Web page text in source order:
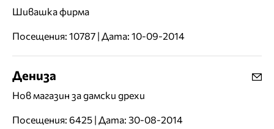
Шивашка фирма
Посещения: 10787 | Дата: 10-09-2014
Дениза
Нов магазин за дамски дрехи
Посещения: 6425 | Дата: 30-08-2014